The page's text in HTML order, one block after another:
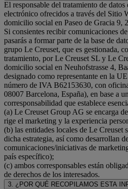
El responsable del tratamiento de
electrónico ofrecidos a través del Sitio
domicilio social en Paseo de Gracia 9,
Si consientes recibir comunicaciones
pasarás a formar parte de la base de
grupo Le Creuset, que es gestionada,
tratamiento, por Le Creuset SL y Le
domicilio social en Neuhofstrasse 4,
designado como representante en la
número de IVA B62153630, con
08007 Barcelona, España), en base a
corresponsabilidad que establece
(a) Le Creuset Group AG se encarga
rige el marketing y la experiencia
(b) las entidades locales de Le Creuset
dicha estrategia, así como desarrollan
comunicaciones/iniciativas de
país específico);
(c) ambos corresponsables están
de derechos de los interesados.
3. ¿POR QUÉ RECOPILAMOS ESTA